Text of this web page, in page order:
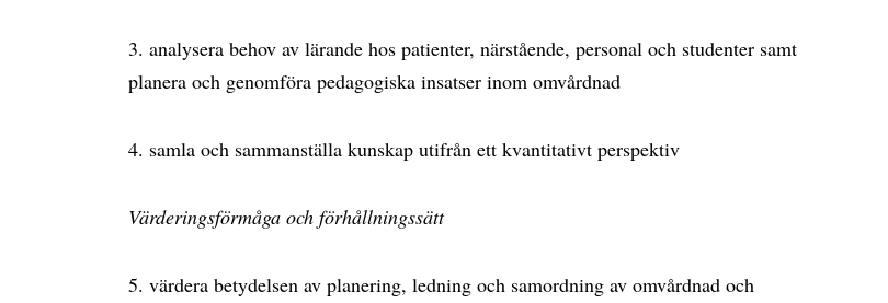
3. analysera behov av lärande hos patienter, närstående, personal och studenter samt
planera och genomföra pedagogiska insatser inom omvårdnad
4. samla och sammanställa kunskap utifrån ett kvantitativt perspektiv
Värderingsförmåga och förhållningssätt
5. värdera betydelsen av planering, ledning och samordning av omvårdnad och